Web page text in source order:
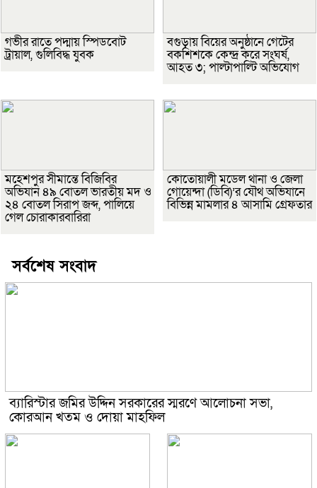
গভীর রাতে পদ্মায় স্পিডবোট
ট্রায়াল, গুলিবিদ্ধ যুবক
বগুড়ায় বিয়ের অনুষ্ঠানে গেটের
বকশিশকে কেন্দ্র করে সংঘর্ষ,
আহত ৩; পাল্টাপাল্টি অভিযোগ
মহেশপুর সীমান্তে বিজিবির
অভিযান ৪৯ বোতল ভারতীয় মদ ও
২৪ বোতল সিরাপ জব্দ, পালিয়ে
গেল চোরাকারবারিরা
কোতোয়ালী মডেল থানা ও জেলা
গোয়েন্দা (ডিবি)’র যৌথ অভিযানে
বিভিন্ন মামলার ৪ আসামি গ্রেফতার
সর্বশেষ সংবাদ
ব্যারিস্টার জমির উদ্দিন সরকারের স্মরণে আলোচনা সভা,
কোরআন খতম ও দোয়া মাহফিল